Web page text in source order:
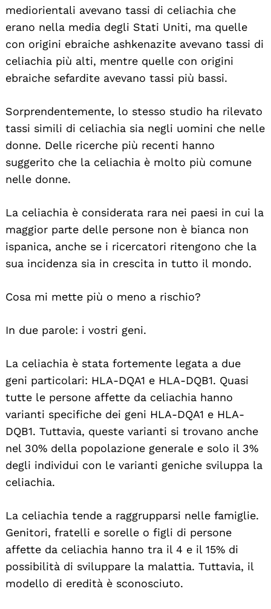
mediorientali avevano tassi di celiachia che
erano nella media degli Stati Uniti, ma quelle
con origini ebraiche ashkenazite avevano tassi di
celiachia più alti, mentre quelle con origini
ebraiche sefardite avevano tassi più bassi.
Sorprendentemente, lo stesso studio ha rilevato
tassi simili di celiachia sia negli uomini che nelle
donne. Delle ricerche più recenti hanno
suggerito che la celiachia è molto più comune
nelle donne.
La celiachia è considerata rara nei paesi in cui la
maggior parte delle persone non è bianca non
ispanica, anche se i ricercatori ritengono che la
sua incidenza sia in crescita in tutto il mondo.
Cosa mi mette più o meno a rischio?
In due parole: i vostri geni.
La celiachia è stata fortemente legata a due
geni particolari: HLA-DQA1 e HLA-DQB1. Quasi
tutte le persone affette da celiachia hanno
varianti specifiche dei geni HLA-DQA1 e HLA-
DQB1. Tuttavia, queste varianti si trovano anche
nel 30% della popolazione generale e solo il 3%
degli individui con le varianti geniche sviluppa la
celiachia.
La celiachia tende a raggrupparsi nelle famiglie.
Genitori, fratelli e sorelle o figli di persone
affette da celiachia hanno tra il 4 e il 15% di
possibilità di sviluppare la malattia. Tuttavia, il
modello di eredità è sconosciuto.